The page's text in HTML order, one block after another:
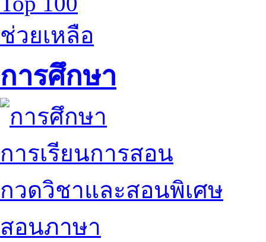
ช่วยเหลือ
การศึกษา
การเรียนการสอน
กวดวิชาและสอนพิเศษ
สอนภาษา